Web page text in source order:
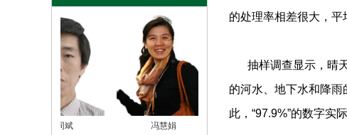
陈同斌 冯慧娟
的处理率相差很大，平
抽样调查显示，晴
的河水、地下水和降
此，“97.9%”的数字实